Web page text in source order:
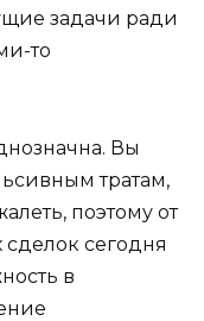
задачи ради
то
Вы
тратам,
поэтому от
сегодня
в